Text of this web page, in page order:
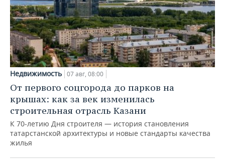
Недвижимость 07 авг, 08:00
От первого соцгорода до парков на
крышах: как за век изменилась
строительная отрасль Казани
К 70-летию Дня строителя — история становления
татарстанской архитектуры и новые стандарты качества
жилья